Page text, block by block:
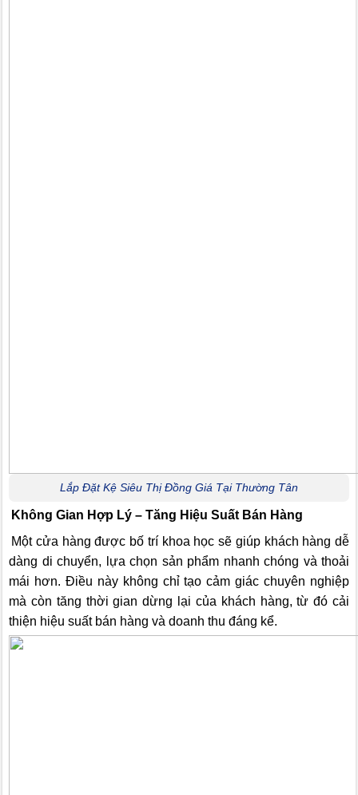
Lắp Đặt Kệ Siêu Thị Đồng Giá Tại Thường Tân
Không Gian Hợp Lý – Tăng Hiệu Suất Bán Hàng
Một cửa hàng được bố trí khoa học sẽ giúp khách hàng dễ
dàng di chuyển, lựa chọn sản phẩm nhanh chóng và thoải
mái hơn. Điều này không chỉ tạo cảm giác chuyên nghiệp
mà còn tăng thời gian dừng lại của khách hàng, từ đó cải
thiện hiệu suất bán hàng và doanh thu đáng kể.